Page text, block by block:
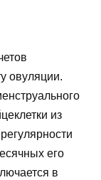
овуляции.
из
его
в